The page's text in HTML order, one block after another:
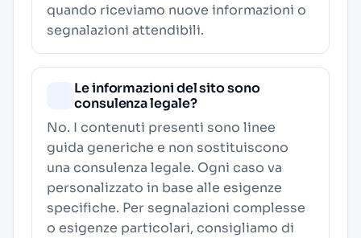
quando riceviamo nuove informazioni o
segnalazioni attendibili.
Le informazioni del sito sono
consulenza legale?
No. I contenuti presenti sono linee
guida generiche e non sostituiscono
una consulenza legale. Ogni caso va
personalizzato in base alle esigenze
specifiche. Per segnalazioni complesse
o esigenze particolari, consigliamo di